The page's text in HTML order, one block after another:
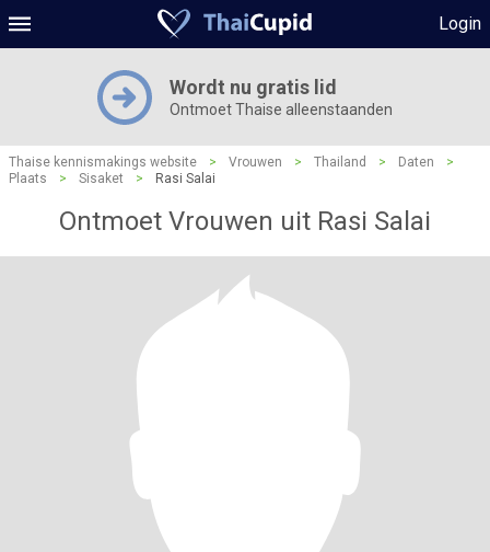
Login
Wordt nu gratis lid
Ontmoet Thaise alleenstaanden
Thaise kennismakings website > Vrouwen > Thailand > Daten
>
Plaats
> Sisaket > Rasi Salai
Ontmoet Vrouwen uit Rasi Salai